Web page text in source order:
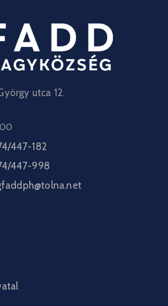
utca 12.
447-182
447-998